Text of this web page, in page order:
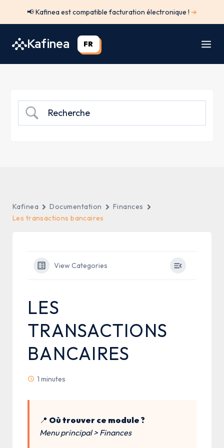
📢 Kafinea est compatible facturation électronique ! ➔
Kafinea FR
Kafinea Documentation
Finances
Les transactions bancaires
View Categories
LES
TRANSACTIONS
BANCAIRES
1 minutes
📍 Où trouver ce module ?
Menu principal > Finances